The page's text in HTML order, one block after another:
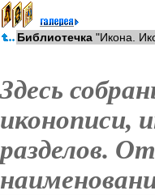
Библиотечка "Икона.
Здесь
иконописи,
разделов.